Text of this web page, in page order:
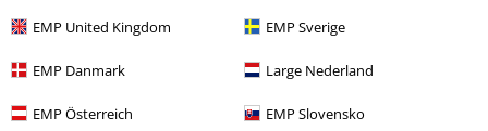
EMP United Kingdom EMP Sverige
EMP Danmark Large Nederland
EMP Österreich EMP Slovensko